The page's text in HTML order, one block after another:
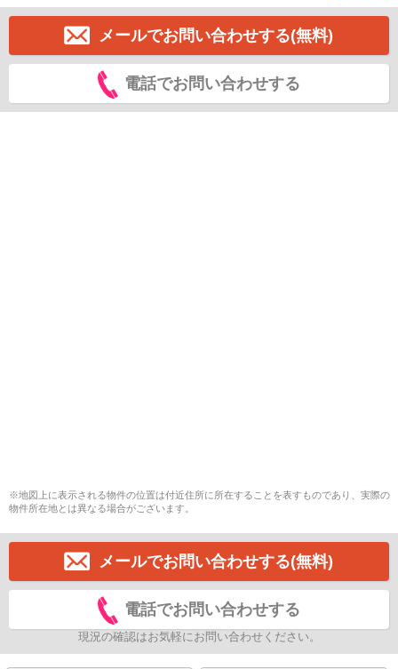
メールでお問い合わせする(無料)
電話でお問い合わせする
※地図上に表示される物件の位置は付近住所に所在することを表すものであり、実際の
物件所在地とは異なる場合がございます。
メールでお問い合わせする(無料)
電話でお問い合わせする
現況の確認はお気軽にお問い合わせください。